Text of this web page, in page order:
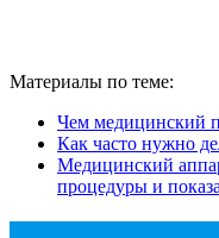
Материалы по теме:
Чем медицинский
Как часто нужно
Медицинский
процедуры и